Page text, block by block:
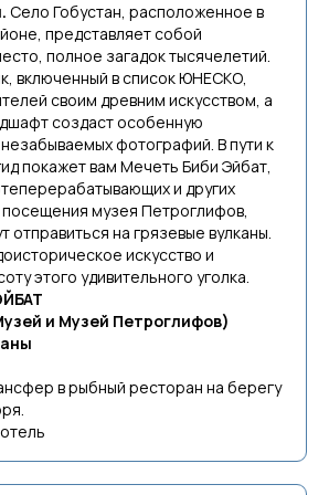
Село Гобустан, расположенное в
представляет собой
полное загадок тысячелетий.
включенный в список ЮНЕСКО,
своим древним искусством, а
создаст особенную
фотографий. В пути к
покажет вам Мечеть Биби Эйбат,
и других
музея Петроглифов,
на грязевые вулканы.
искусство и
этого удивительного уголка.
и Музей Петроглифов)
в рыбный ресторан на берегу